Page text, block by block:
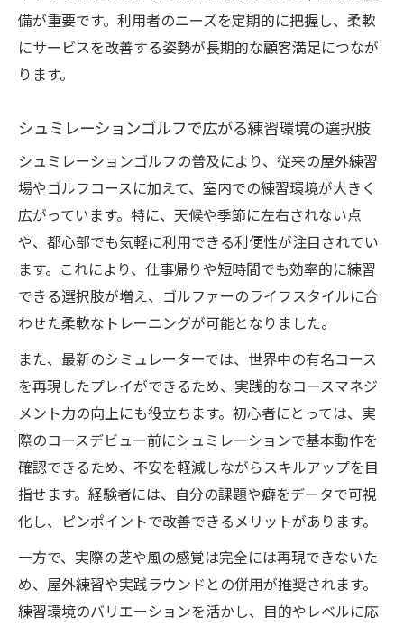
備が重要です。利用者のニーズを定期的に把握し、柔軟
にサービスを改善する姿勢が長期的な顧客満足につなが
ります。
シュミレーションゴルフで広がる練習環境の選択肢
シュミレーションゴルフの普及により、従来の屋外練習
場やゴルフコースに加えて、室内での練習環境が大きく
広がっています。特に、天候や季節に左右されない点
や、都心部でも気軽に利用できる利便性が注目されてい
ます。これにより、仕事帰りや短時間でも効率的に練習
できる選択肢が増え、ゴルファーのライフスタイルに合
わせた柔軟なトレーニングが可能となりました。
また、最新のシミュレーターでは、世界中の有名コース
を再現したプレイができるため、実践的なコースマネジ
メント力の向上にも役立ちます。初心者にとっては、実
際のコースデビュー前にシュミレーションで基本動作を
確認できるため、不安を軽減しながらスキルアップを目
指せます。経験者には、自分の課題や癖をデータで可視
化し、ピンポイントで改善できるメリットがあります。
一方で、実際の芝や風の感覚は完全には再現できないた
め、屋外練習や実践ラウンドとの併用が推奨されます。
練習環境のバリエーションを活かし、目的やレベルに応